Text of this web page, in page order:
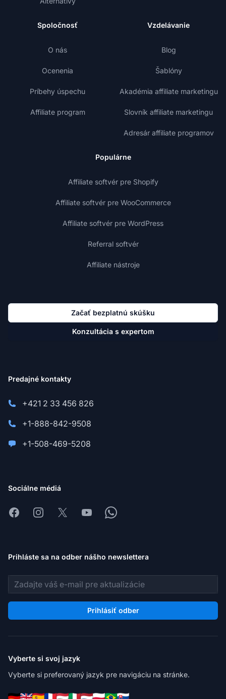
Spoločnosť
O nás
Ocenenia
Príbehy úspechu
Affiliate program
Vzdelávanie
Blog
Šablóny
Akadémia affiliate marketingu
Slovník affiliate marketingu
Adresár affiliate programov
Populárne
Affiliate softvér pre Shopify
Affiliate softvér pre WooCommerce
Affiliate softvér pre WordPress
Referral softvér
Affiliate nástroje
Začať bezplatnú skúšku
Konzultácia s expertom
Predajné kontakty
+421 2 33 456 826
+1-888-842-9508
+1-508-469-5208
Sociálne médiá
FacebookInstagram
X YoutubeWhatsapp
Prihláste sa na odber nášho newslettera
E-mailová adresa
Prihlásiť odber
Vyberte si svoj jazyk
Vyberte si preferovaný jazyk pre navigáciu na stránke.